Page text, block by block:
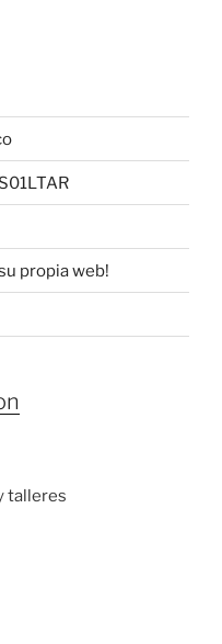
propia web!
talleres